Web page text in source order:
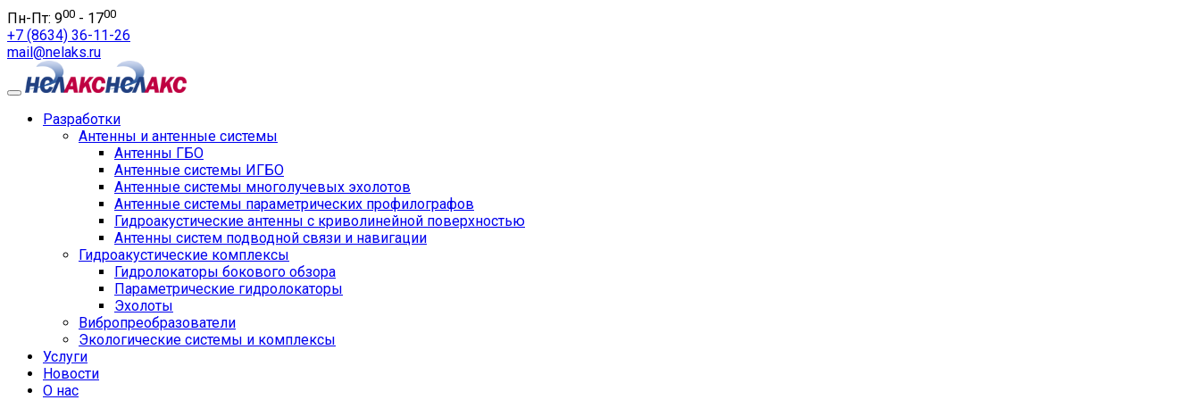
Пн-Пт: 900 - 1700
+7 (8634) 36-11-26
mail@nelaks.ru
Разработки
Антенны и антенные системы
Антенны ГБО
Антенные системы ИГБО
Антенные системы многолучевых эхолотов
Антенные системы параметрических профилографов
Гидроакустические антенны с криволинейной поверхностью
Антенны систем подводной связи и навигации
Гидроакустические комплексы
Гидролокаторы бокового обзора
Параметрические гидролокаторы
Эхолоты
Вибропреобразователи
Экологические системы и комплексы
Услуги
Новости
О нас